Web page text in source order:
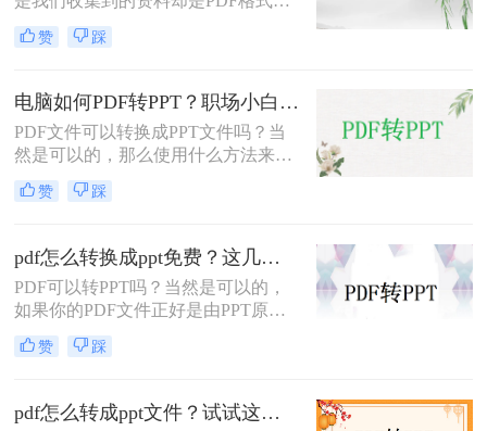
我们需要将pdf转成ppt文件时，你知
道电脑pdf怎么转成ppt文件吗？下面
就来教会大家pdf转ppt的方法吧。
的，这也是因为不想要被修改才会转
换成PDF的格式，但是我们需要用，
转化为ppt就是最好的方法了，那么
pdf如何转化为ppt免费呢？下面就让
小编来给大家详细的讲讲吧。
赞 踩
电脑如何PDF转PPT？职场小白快来学习这三种方法！
PDF文件可以转换成PPT文件吗？当
然是可以的，那么使用什么方法来转
换呢？今天小编就来跟大家探讨一下
这个问题，当我们需要将一份电脑如
PDF转换器进行转换，下面就给大家
介绍一款转转大师，能够快速有效的
帮助我们pdf转ppt。
赞 踩
pdf怎么转换成ppt免费？这几个方法不容错过！
PDF可以转PPT吗？当然是可以的，
如果你的PDF文件正好是由PPT原文
件转换出来的，那么你转换回去效果
是一样的，那么pdf怎么转换成ppt免
ppt文件的方法吧。
赞 踩
pdf怎么转成ppt文件？试试这两种的方法，简单几步，高效转换!